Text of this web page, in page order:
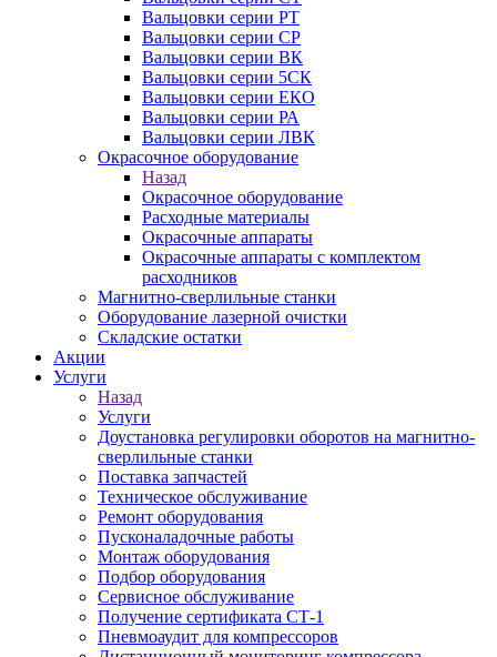
Вальцовки серии РТ
Вальцовки серии СР
Вальцовки серии ВК
Вальцовки серии 5СК
Вальцовки серии ЕКО
Вальцовки серии РА
Вальцовки серии ЛВК
Окрасочное оборудование
Назад
Окрасочное оборудование
Расходные материалы
Окрасочные аппараты
Окрасочные аппараты с комплектом
расходников
Магнитно-сверлильные станки
Оборудование лазерной очистки
Складские остатки
Акции
Услуги
Назад
Услуги
Доустановка регулировки оборотов на магнитно-
сверлильные станки
Поставка запчастей
Техническое обслуживание
Ремонт оборудования
Пусконаладочные работы
Монтаж оборудования
Подбор оборудования
Сервисное обслуживание
Получение сертификата СТ-1
Пневмоаудит для компрессоров